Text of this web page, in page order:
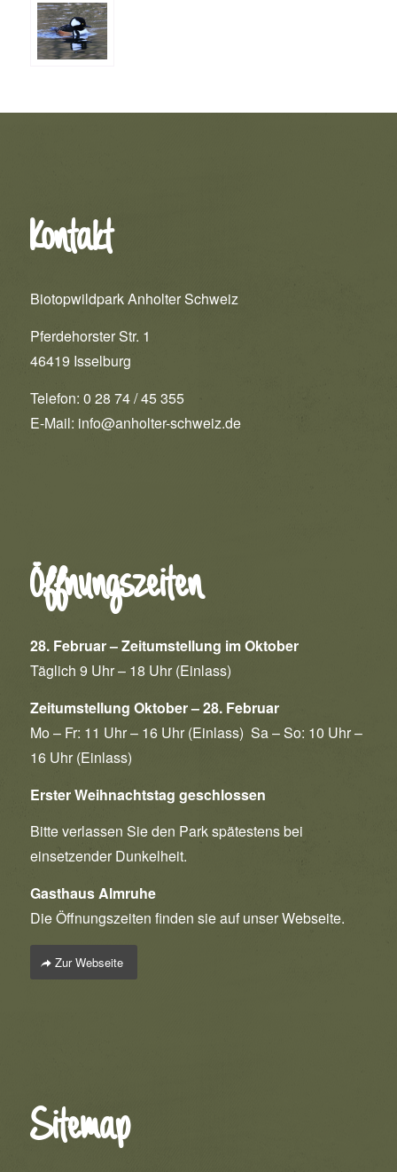
Kontakt
Biotopwildpark Anholter Schweiz
Pferdehorster Str. 1
46419 Isselburg
Telefon: 0 28 74 / 45 355
E-Mail: info@anholter-schweiz.de
Öffnungszeiten
28. Februar – Zeitumstellung im Oktober
Täglich 9 Uhr – 18 Uhr (Einlass)
Zeitumstellung Oktober – 28. Februar
Mo – Fr: 11 Uhr – 16 Uhr (Einlass) Sa – So: 10 Uhr –
16 Uhr (Einlass)
Erster Weihnachtstag geschlossen
Bitte verlassen Sie den Park spätestens bei
einsetzender Dunkelheit.
Gasthaus Almruhe
Die Öffnungszeiten finden sie auf unser Webseite.
Zur Webseite
Sitemap